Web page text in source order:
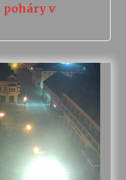
poháry v